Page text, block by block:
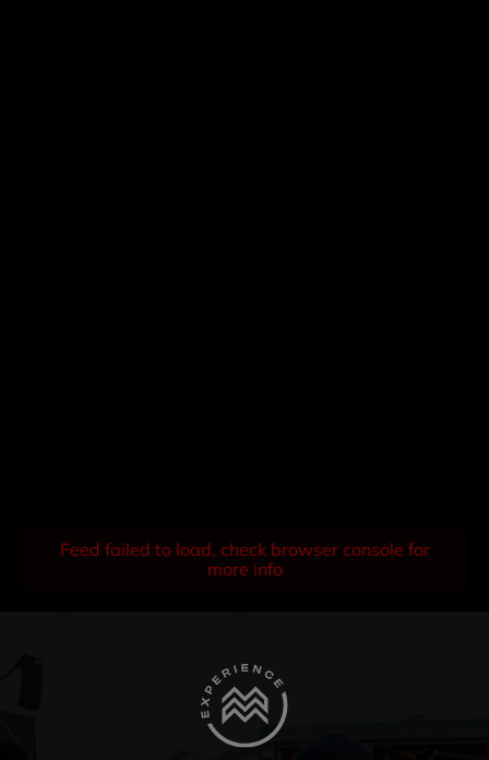
Feed failed to load, check browser console for
more info